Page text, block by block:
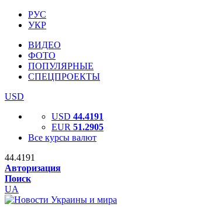
РУС
УКР
ВИДЕО
ФОТО
ПОПУЛЯРНЫЕ
СПЕЦПРОЕКТЫ
USD
USD 44.4191
EUR 51.2905
Все курсы валют
44.4191
Авторизация
Поиск
UA